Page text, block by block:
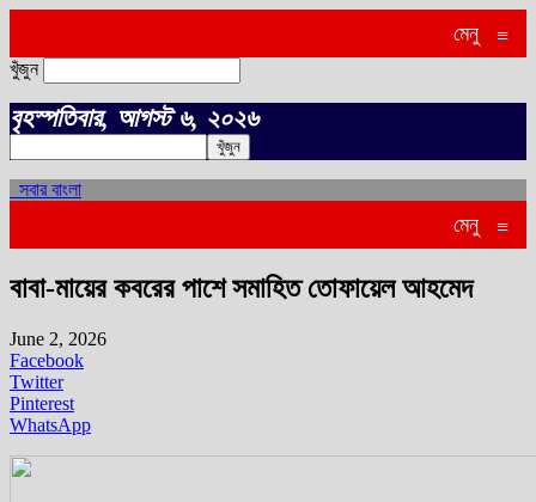
মেনু ≡
খুঁজুন
বৃহস্পতিবার, আগস্ট ৬, ২০২৬
সবার বাংলা
মেনু ≡
বাবা-মায়ের কবরের পাশে সমাহিত তোফায়েল আহমেদ
June 2, 2026
Facebook
Twitter
Pinterest
WhatsApp